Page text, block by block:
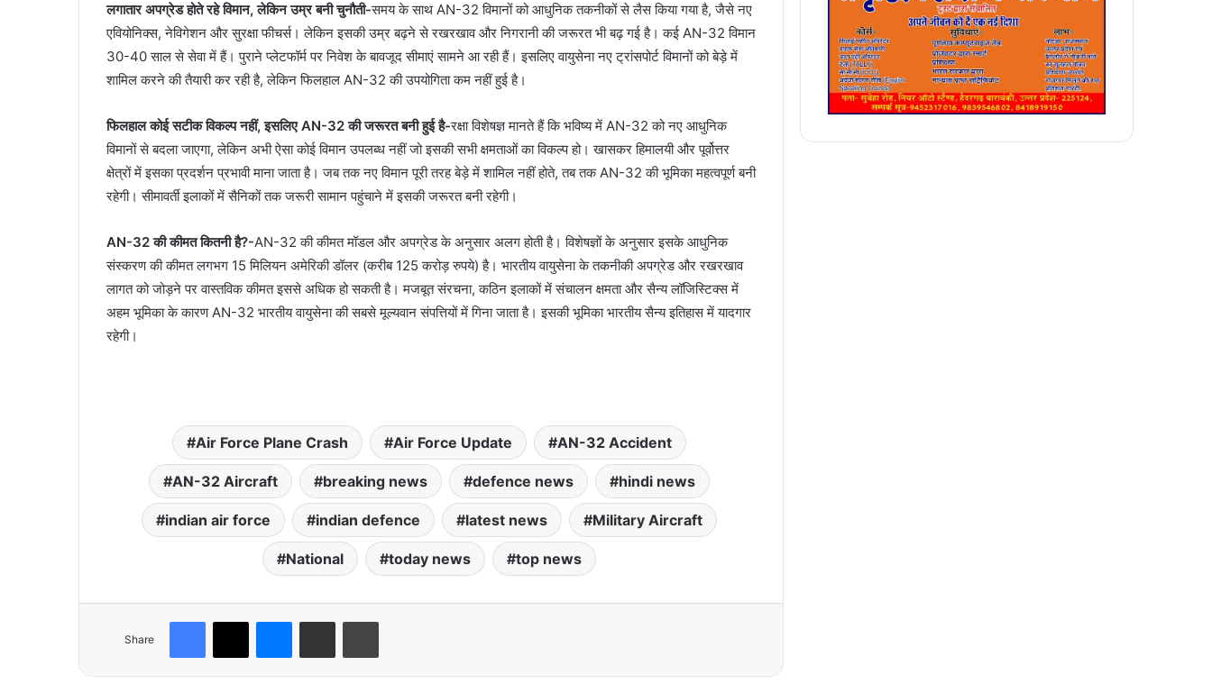
लगातार अपग्रेड होते रहे विमान, लेकिन उम्र बनी चुनौती-समय के साथ AN-32 विमानों को आधुनिक तकनीकों से लैस किया गया है, जैसे नए
एवियोनिक्स, नेविगेशन और सुरक्षा फीचर्स। लेकिन इसकी उम्र बढ़ने से रखरखाव और निगरानी की जरूरत भी बढ़ गई है। कई AN-32 विमान
30-40 साल से सेवा में हैं। पुराने प्लेटफॉर्म पर निवेश के बावजूद सीमाएं सामने आ रही हैं। इसलिए वायुसेना नए ट्रांसपोर्ट विमानों को बेड़े में
शामिल करने की तैयारी कर रही है, लेकिन फिलहाल AN-32 की उपयोगिता कम नहीं हुई है।
फिलहाल कोई सटीक विकल्प नहीं, इसलिए AN-32 की जरूरत बनी हुई है-रक्षा विशेषज्ञ मानते हैं कि भविष्य में AN-32 को नए आधुनिक
विमानों से बदला जाएगा, लेकिन अभी ऐसा कोई विमान उपलब्ध नहीं जो इसकी सभी क्षमताओं का विकल्प हो। खासकर हिमालयी और पूर्वोत्तर
क्षेत्रों में इसका प्रदर्शन प्रभावी माना जाता है। जब तक नए विमान पूरी तरह बेड़े में शामिल नहीं होते, तब तक AN-32 की भूमिका महत्वपूर्ण बनी
रहेगी। सीमावर्ती इलाकों में सैनिकों तक जरूरी सामान पहुंचाने में इसकी जरूरत बनी रहेगी।
AN-32 की कीमत कितनी है?-AN-32 की कीमत मॉडल और अपग्रेड के अनुसार अलग होती है। विशेषज्ञों के अनुसार इसके आधुनिक
संस्करण की कीमत लगभग 15 मिलियन अमेरिकी डॉलर (करीब 125 करोड़ रुपये) है। भारतीय वायुसेना के तकनीकी अपग्रेड और रखरखाव
लागत को जोड़ने पर वास्तविक कीमत इससे अधिक हो सकती है। मजबूत संरचना, कठिन इलाकों में संचालन क्षमता और सैन्य लॉजिस्टिक्स में
अहम भूमिका के कारण AN-32 भारतीय वायुसेना की सबसे मूल्यवान संपत्तियों में गिना जाता है। इसकी भूमिका भारतीय सैन्य इतिहास में यादगार
रहेगी।
Air Force Plane Crash Air Force Update AN-32 Accident
AN-32 Aircraft breaking news defence news hindi news
indian air force indian defence latest news Military Aircraft
National today news top news
Share